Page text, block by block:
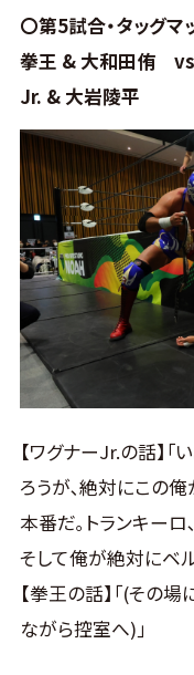
〇第5試合・タッグマ
拳王 & 大和田侑 vs
Jr. & 大岩陵平
【ワグナーJr.の話】
ろうが､絶対にこの
本番だ｡トランキー
そして俺が絶対にベ
【拳王の話】｢(その
ながら控室へ)｣